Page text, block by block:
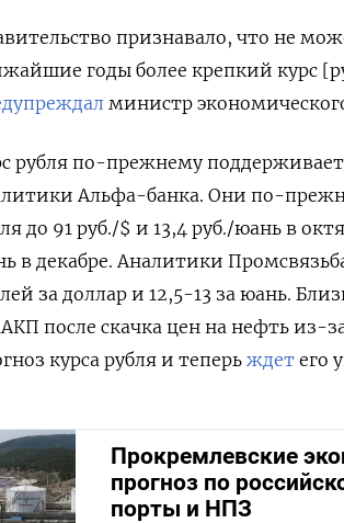
признавало, что не
годы более крепкий курс
министр
рубля по-прежнему
Альфа-банка. Они по-
до 91 руб./$ и 13,4 руб./юань в
в декабре. Аналитики
за доллар и 12,5-13 за юань.
после скачка цен на нефть из-
курса рубля и теперьждет его
Прокремлевские
прогноз по
порты и НПЗ